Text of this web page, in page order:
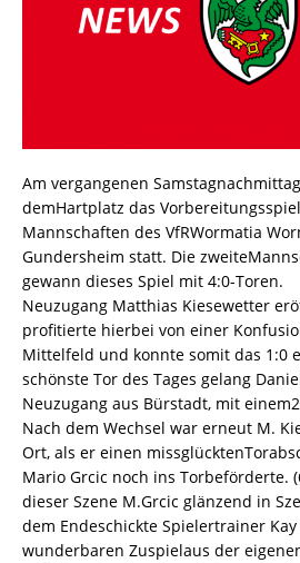
Am vergangenen
demHartplatz das
Mannschaften des VfRWormatia
Gundersheim statt. Die
gewann dieses Spiel mit 4:0-Toren.
Neuzugang Matthias Kiesewetter
profitierte hierbei von einer
Mittelfeld und konnte somit das 1:0
schönste Tor des Tages gelang
Neuzugang aus Bürstadt, mit
Nach dem Wechsel war erneut M.
Ort, als er einen
Mario Grcic noch ins Torbeförderte.
dieser Szene M.Grcic glänzend in
dem Endeschickte Spielertrainer
wunderbaren Zuspielaus der